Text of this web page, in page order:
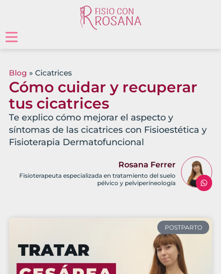
Blog » Cicatrices
Cómo cuidar y recuperar
tus cicatrices
Te explico cómo mejorar el aspecto y
síntomas de las cicatrices con Fisioestética y
Fisioterapia Dermatofuncional
Rosana Ferrer
Fisioterapeuta especializada en tratamiento del suelo
pélvico y pelviperineología
POSTPARTO